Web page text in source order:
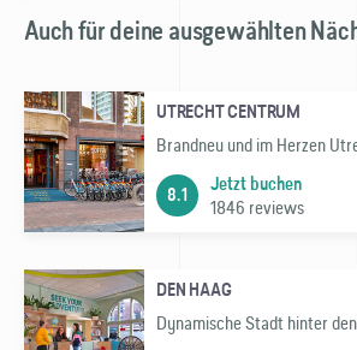
Auch für deine ausgewählten
UTRECHT CENTRUM
Brandneu und im Herzen
8.1 Jetzt buchen
1846 reviews
DEN HAAG
Dynamische Stadt hinter